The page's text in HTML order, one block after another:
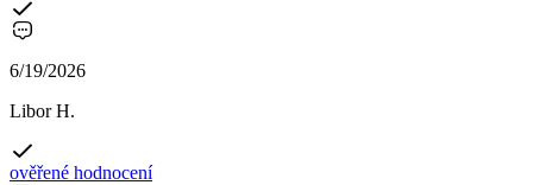
6/19/2026
Libor H.
ověřené hodnocení